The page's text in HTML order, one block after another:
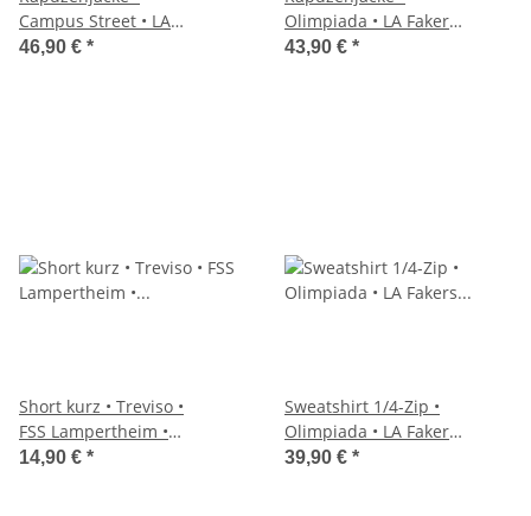
Campus Street • LA
Fakers • Dunkelblau
46,90 € *
Olimpiada • LA Fakers
• Dunkelblau
43,90 € *
Short kurz • Treviso •
FSS Lampertheim •
Dunkelblau • Ohne
14,90 € *
Sweatshirt 1/4-Zip •
Olimpiada • LA Fakers
• Dunkelblau
39,90 € *